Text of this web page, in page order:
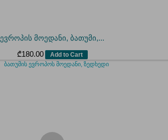
ევროპის მოედანი, ბათუმი,...
₾180.00 Add to Cart